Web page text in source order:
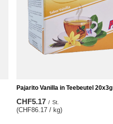
Pajarito Vanilla in Teebeutel 20x3g
CHF5.17 / St.
(CHF86.17 / kg)